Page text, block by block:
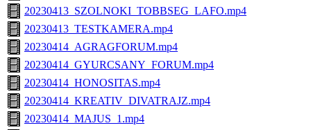
20230413_SZOLNOKI_TOBBSEG_LAFO.mp4
20230413_TESTKAMERA.mp4
20230414_AGRAGFORUM.mp4
20230414_GYURCSANY_FORUM.mp4
20230414_HONOSITAS.mp4
20230414_KREATIV_DIVATRAJZ.mp4
20230414_MAJUS_1.mp4